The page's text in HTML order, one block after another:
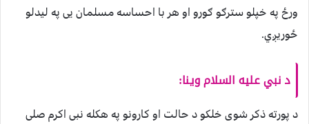
ورځ په خپلو سترګو ګورو او هر با احساسه مسلمان يى په ليدلو
ځوريږي.
د نبي عليه السلام وینا:
د پورته ذکر شوی خلكو د حالت او كارونو په هکله نبی اکرم صلی